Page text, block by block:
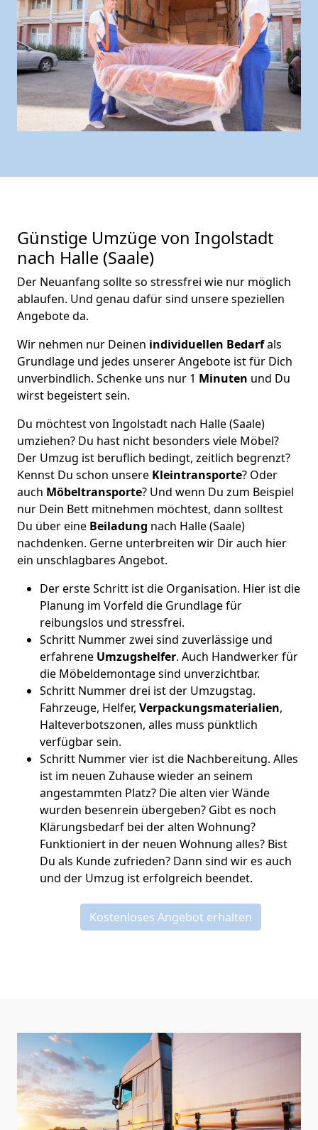
Günstige Umzüge von Ingolstadt
nach Halle (Saale)
Der Neuanfang sollte so stressfrei wie nur möglich
ablaufen. Und genau dafür sind unsere speziellen
Angebote da.
Wir nehmen nur Deinen individuellen Bedarfals
Grundlage und jedes unserer Angebote ist für Dich
unverbindlich. Schenke uns nur 1 Minuten und Du
wirst begeistert sein.
Du möchtest von Ingolstadt nach Halle (Saale)
umziehen? Du hast nicht besonders viele Möbel?
Der Umzug ist beruflich bedingt, zeitlich begrenzt?
Kennst Du schon unsere Kleintransporte? Oder
auch Möbeltransporte? Und wenn Du zum Beispiel
nur Dein Bett mitnehmen möchtest, dann solltest
Du über eine Beiladung nach Halle (Saale)
nachdenken. Gerne unterbreiten wir Dir auch hier
ein unschlagbares Angebot.
Der erste Schritt ist die Organisation. Hier ist die
Planung im Vorfeld die Grundlage für
reibungslos und stressfrei.
Schritt Nummer zwei sind zuverlässige und
erfahrene Umzugshelfer. Auch Handwerker für
die Möbeldemontage sind unverzichtbar.
Schritt Nummer drei ist der Umzugstag.
Fahrzeuge, Helfer, Verpackungsmaterialien,
Halteverbotszonen, alles muss pünktlich
verfügbar sein.
Schritt Nummer vier ist die Nachbereitung. Alles
ist im neuen Zuhause wieder an seinem
angestammten Platz? Die alten vier Wände
wurden besenrein übergeben? Gibt es noch
Klärungsbedarf bei der alten Wohnung?
Funktioniert in der neuen Wohnung alles? Bist
Du als Kunde zufrieden? Dann sind wir es auch
und der Umzug ist erfolgreich beendet.
Kostenloses Angebot erhalten